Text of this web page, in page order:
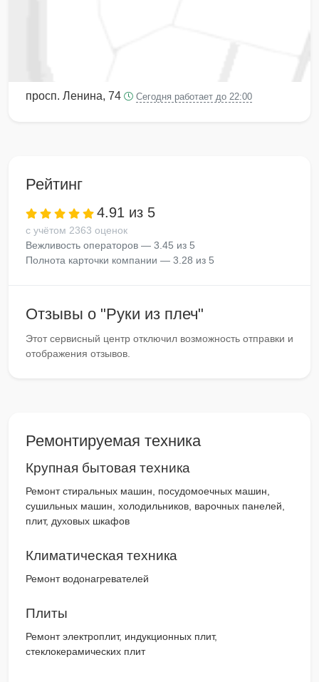
просп. Ленина, 74 Сегодня работает до 22:00
Рейтинг
4.91 из 5
с учётом 2363 оценок
Вежливость операторов — 3.45 из 5
Полнота карточки компании — 3.28 из 5
Отзывы о "Руки из плеч"
Этот сервисный центр отключил возможность отправки и
отображения отзывов.
Ремонтируемая техника
Крупная бытовая техника
Ремонт стиральных машин, посудомоечных машин,
сушильных машин, холодильников, варочных панелей,
плит, духовых шкафов
Климатическая техника
Ремонт водонагревателей
Плиты
Ремонт электроплит, индукционных плит,
стеклокерамических плит